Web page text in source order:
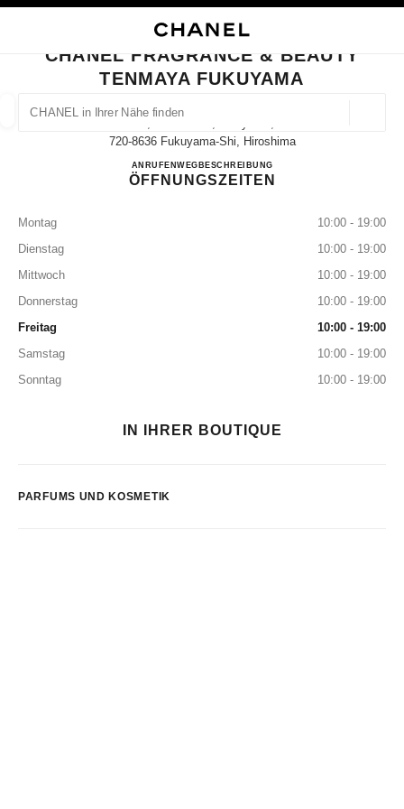
CHANEL IN IHRER NÄHE FINDEN
Vorschläge werden unter dieser Suchleiste angezeigt
0 Vorschläge verfügbar
BOUTIQUEKARTE SCHLIESSEN CHANEL FRAGRANCE & BEAUTY
CHANEL FRAGRANCE & BEAUTY
TENMAYA FUKUYAMA
720-8636 Fukuyama-Shi, Hiroshima
ANRUFEN084-927-2202
WEGBESCHREIBUNGCHANEL FRAGRANCE &
ÖFFNUNGSZEITEN
Montag
10:00 - 19:00
Dienstag
10:00 - 19:00
Mittwoch
10:00 - 19:00
Donnerstag
10:00 - 19:00
Freitag
10:00 - 19:00
Samstag
10:00 - 19:00
Sonntag
10:00 - 19:00
IN IHRER BOUTIQUE
PARFUMS UND KOSMETIK
BRILLEN UHREN UND SCHMUCK